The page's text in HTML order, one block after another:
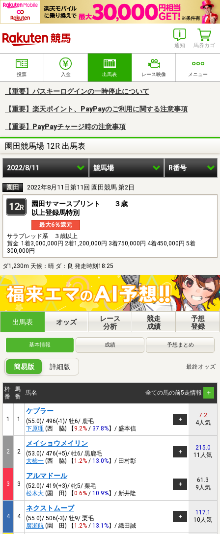
馬券カゴ
通知
投票 入金 出馬表 レース映像 メニュー
【重要】パスキーログインの一時停止について
【重要】楽天ポイント、PayPayのご利用に関する注意事項
【重要】PayPayチャージ時の注意事項
園田競馬場 12R 出馬表
2022/8/11 競馬場 R番号
園田 2022年8月11日第11回 園田競馬 第2日
12R
園田サマースプリント ３歳
以上登録馬特別
最大6％還元
サラブレッド系 ３歳以上
賞金 1着3,000,000円 2着1,200,000円 3着750,000円 4着450,000円 5着
300,000円
ダ1,230m 天候：晴 ダ：良 発走時刻18:25
出馬表 オッズ
レース
分析
競走
成績
予想
登録
基本情報 成績 予想まとめ
簡易版 詳細版 最終オッズ
枠
番
馬
番
馬名 全ての馬の前5走情報
1 1
ケプラー
(55.0)/ 496(-1)/ 牡6/ 鹿毛
下原理 (西 脇) 【 9.2% / 37.8%】/ 盛本信
7.2
4人気
2 2
メイショウメイリン
(53.0)/ 476(+5)/ 牡6/ 黒鹿毛
大柿一 (西 脇) 【1.2% / 13.0%】/ 田村彰
215.0
11人気
3 3
アルマドール
(52.0)/ 419(+3)/ 牝5/ 栗毛
松木大 (園 田) 【0.6% / 10.9%】/ 新井隆
61.3
9人気
4 4
ネクストムーブ
(55.0)/ 506(-3)/ 牡9/ 栗毛
廣瀬航 (園 田) 【1.2% / 13.1%】/ 織田誠
117.1
10人気